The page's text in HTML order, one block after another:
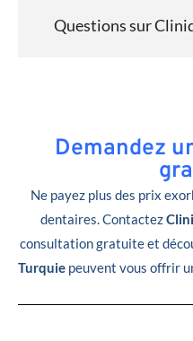
Questions sur
Demandez
Ne payez plus des prix
dentaires. Contactez
consultation gratuite et
Turquie peuvent vous offrir